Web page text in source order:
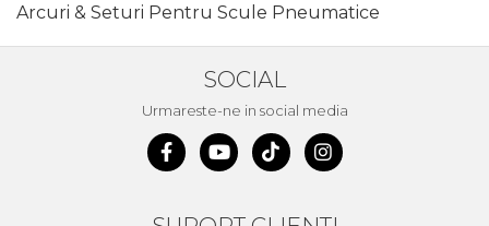
Cheie & Adaptor Dinamometric
Poansoane Cifre & Litere
Adaptor Unghiular Bormasina
Dezumidificatoare de Aer
Profesionale Industriale
Scule Electrice: Bormasini,
Arcuri & Seturi Pentru Scule Pneumatice
SOCIAL
Urmareste-ne in social media